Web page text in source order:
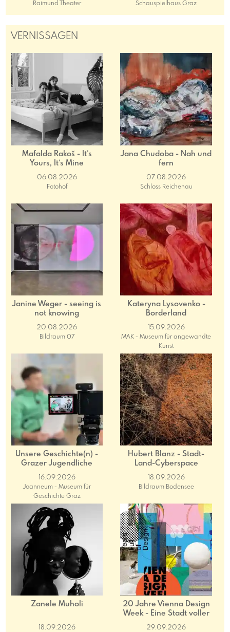
Raimund Theater Schauspielhaus Graz
VERNISSAGEN
Mafalda Rakoš - It’s
Yours, It’s Mine
06.08.2026
Fotohof
Jana Chudoba - Nah und
fern
07.08.2026
Schloss Reichenau
Janine Weger - seeing is
not knowing
20.08.2026
Bildraum 07
Kateryna Lysovenko -
Borderland
15.09.2026
MAK - Museum für angewandte
Kunst
Unsere Geschichte(n) -
Grazer Jugendliche
beforschen ihre
Familiengeschichten
16.09.2026
Joanneum - Museum für
Geschichte Graz
Hubert Blanz - Stadt-
Land-Cyberspace
18.09.2026
Bildraum Bodensee
Zanele Muholi
18.09.2026
20 Jahre Vienna Design
Week - Eine Stadt voller
Plakate
29.09.2026